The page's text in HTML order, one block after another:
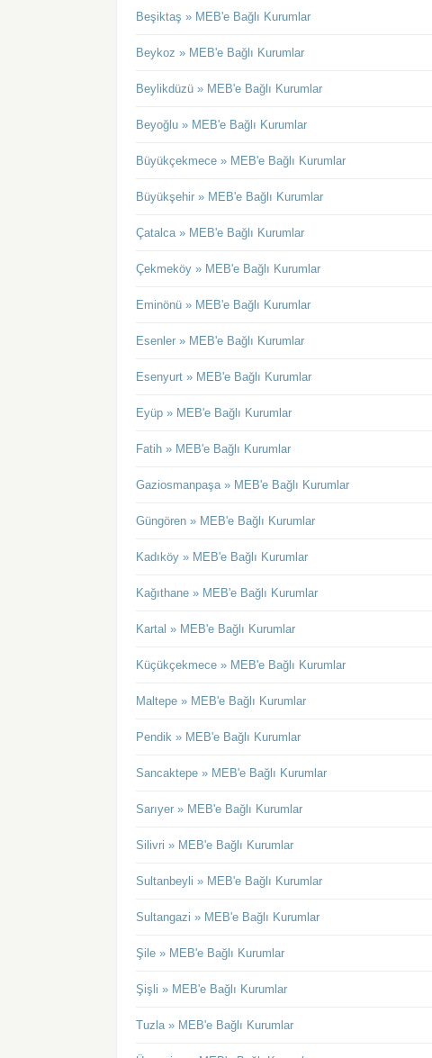
Beşiktaş » MEB'e Bağlı Kurumlar
Beykoz » MEB'e Bağlı Kurumlar
Beylikdüzü » MEB'e Bağlı Kurumlar
Beyoğlu » MEB'e Bağlı Kurumlar
Büyükçekmece » MEB'e Bağlı Kurumlar
Büyükşehir » MEB'e Bağlı Kurumlar
Çatalca » MEB'e Bağlı Kurumlar
Çekmeköy » MEB'e Bağlı Kurumlar
Eminönü » MEB'e Bağlı Kurumlar
Esenler » MEB'e Bağlı Kurumlar
Esenyurt » MEB'e Bağlı Kurumlar
Eyüp » MEB'e Bağlı Kurumlar
Fatih » MEB'e Bağlı Kurumlar
Gaziosmanpaşa » MEB'e Bağlı Kurumlar
Güngören » MEB'e Bağlı Kurumlar
Kadıköy » MEB'e Bağlı Kurumlar
Kağıthane » MEB'e Bağlı Kurumlar
Kartal » MEB'e Bağlı Kurumlar
Küçükçekmece » MEB'e Bağlı Kurumlar
Maltepe » MEB'e Bağlı Kurumlar
Pendik » MEB'e Bağlı Kurumlar
Sancaktepe » MEB'e Bağlı Kurumlar
Sarıyer » MEB'e Bağlı Kurumlar
Silivri » MEB'e Bağlı Kurumlar
Sultanbeyli » MEB'e Bağlı Kurumlar
Sultangazi » MEB'e Bağlı Kurumlar
Şile » MEB'e Bağlı Kurumlar
Şişli » MEB'e Bağlı Kurumlar
Tuzla » MEB'e Bağlı Kurumlar